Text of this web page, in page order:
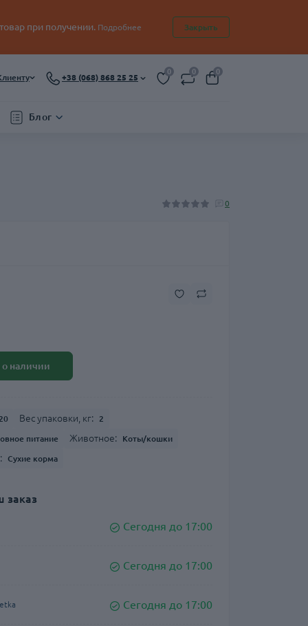
при получении. Подробнее Закрыть
+38 (068) 868 25 25
0 0 0
Блог
0
наличии
Вес упаковки, кг: 2
питание Животное: Коты/кошки
Сухие корма
заказ
Сегодня до 17:00
Сегодня до 17:00
Сегодня до 17:00